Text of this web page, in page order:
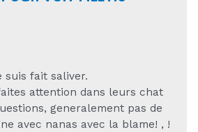
suis fait saliver.
attention dans leurs chat
generalement pas de
avec nanas avec la blame! , !